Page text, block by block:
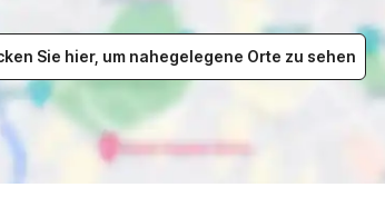
Sie hier, um nahegelegene Orte zu sehen